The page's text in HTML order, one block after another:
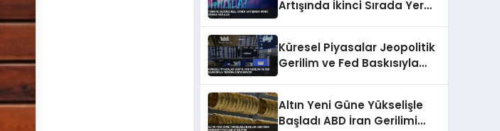
Artışında İkinci Sırada Yer
Küresel Piyasalar Jeopolitik
Gerilim ve Fed Baskısıyla
Altın Yeni Güne Yükselişle
Başladı ABD İran Gerilimi